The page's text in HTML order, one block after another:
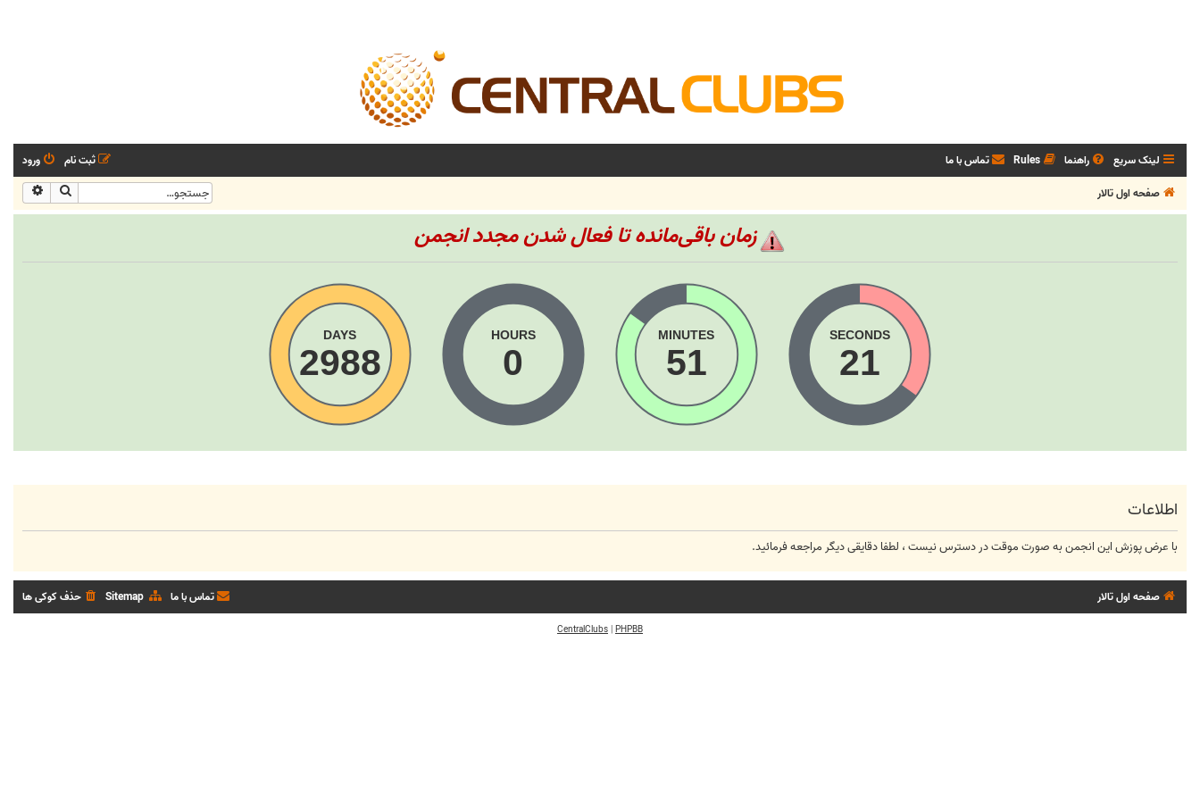
لینک سریع راهنما Rules تماس با ما ورود
ثبت نام
صفحه اول تالار
جستجو
زمان باقی‌مانده تا فعال شدن مجدد انجمن
DAYS
2988
HOURS
0
MINUTES
51
SECONDS
22
اطلاعات
با عرض پوزش این انجمن به صورت موقت در دسترس نیست ، لطفا دقایقی دیگر مراجعه فرمائید.
صفحه اول تالار حذف کوکی ها Sitemap تماس با ما
PHPBB
|
CentralClubs